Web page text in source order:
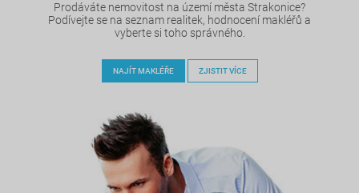
Prodáváte nemovitost na území města Strakonice?
Podívejte se na seznam realitek, hodnocení makléřů a
vyberte si toho správného.
NAJÍT MAKLÉŘE ZJISTIT VÍCE